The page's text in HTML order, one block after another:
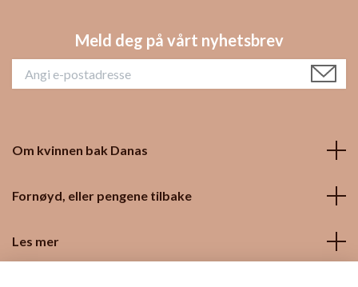
Meld deg på vårt nyhetsbrev
Om kvinnen bak Danas
Fornøyd, eller pengene tilbake
Les mer